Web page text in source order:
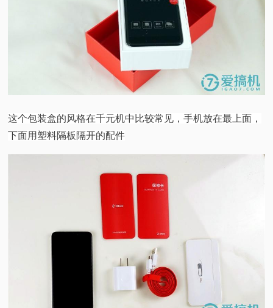
这个包装盒的风格在千元机中比较常见，手机放在最上面，
下面用塑料隔板隔开的配件